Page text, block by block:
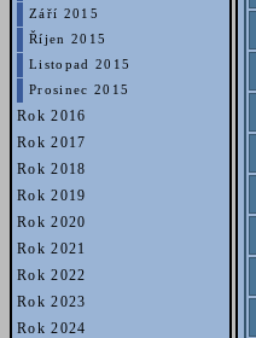
Září 2015
Říjen 2015
Listopad 2015
Prosinec 2015
Rok 2016
Rok 2017
Rok 2018
Rok 2019
Rok 2020
Rok 2021
Rok 2022
Rok 2023
Rok 2024